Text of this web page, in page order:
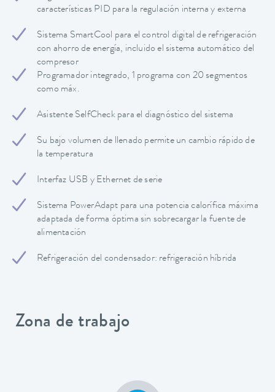
características PID para la regulación interna y externa
Sistema SmartCool para el control digital de refrigeración
con ahorro de energía, incluido el sistema automático del
compresor
Programador integrado, 1 programa con 20 segmentos
como máx.
Asistente SelfCheck para el diagnóstico del sistema
Su bajo volumen de llenado permite un cambio rápido de
la temperatura
Interfaz USB y Ethernet de serie
Sistema PowerAdapt para una potencia calorífica máxima
adaptada de forma óptima sin sobrecargar la fuente de
alimentación
Refrigeración del condensador: refrigeración híbrida
Zona de trabajo